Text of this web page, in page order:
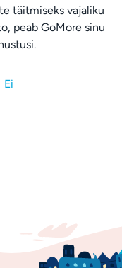
täitmiseks vajaliku
peab GoMore sinu